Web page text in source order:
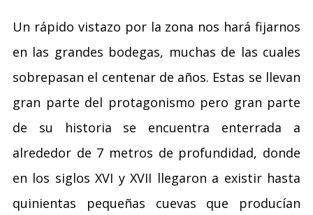
Un rápido vistazo por la zona nos hará fijarnos
en las grandes bodegas, muchas de las cuales
sobrepasan el centenar de años. Estas se llevan
gran parte del protagonismo pero gran parte
de su historia se encuentra enterrada a
alrededor de 7 metros de profundidad, donde
en los siglos XVI y XVII llegaron a existir hasta
quinientas pequeñas cuevas que producían